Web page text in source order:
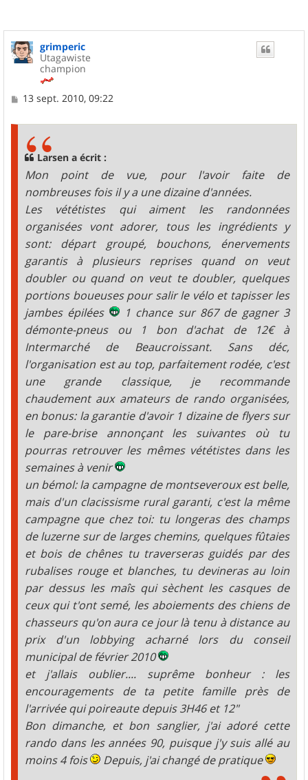
grimperic
Utagawiste
champion
M13 sept. 2010, 09:22
Larsen a écrit :
Mon point de vue, pour l'avoir faite de
nombreuses fois il y a une dizaine d'années.
Les vététistes qui aiment les randonnées
organisées vont adorer, tous les ingrédients y
sont: départ groupé, bouchons, énervements
garantis à plusieurs reprises quand on veut
doubler ou quand on veut te doubler, quelques
portions boueuses pour salir le vélo et tapisser les
jambes épilées
1 chance sur 867 de gagner 3
démonte-pneus ou 1 bon d'achat de 12€ à
Intermarché de Beaucroissant. Sans déc,
l'organisation est au top, parfaitement rodée, c'est
une grande classique, je recommande
chaudement aux amateurs de rando organisées,
en bonus: la garantie d'avoir 1 dizaine de flyers sur
le pare-brise annonçant les suivantes où tu
pourras retrouver les mêmes vététistes dans les
semaines à venir
un bémol: la campagne de montseveroux est belle,
mais d'un clacissisme rural garanti, c'est la même
campagne que chez toi: tu longeras des champs
de luzerne sur de larges chemins, quelques fûtaies
et bois de chênes tu traverseras guidés par des
rubalises rouge et blanches, tu devineras au loin
par dessus les maîs qui sèchent les casques de
ceux qui t'ont semé, les aboiements des chiens de
chasseurs qu'on aura ce jour là tenu à distance au
prix d'un lobbying acharné lors du conseil
municipal de février 2010
et j'allais oublier.... suprême bonheur : les
encouragements de ta petite famille près de
l'arrivée qui poireaute depuis 3H46 et 12"
Bon dimanche, et bon sanglier, j'ai adoré cette
rando dans les années 90, puisque j'y suis allé au
moins 4 fois
Depuis, j'ai changé de pratique